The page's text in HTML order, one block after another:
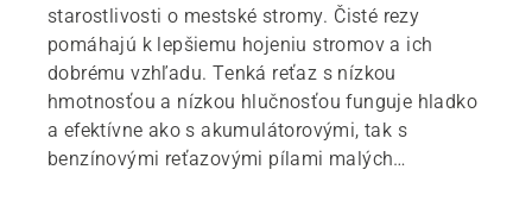
starostlivosti o mestské stromy. Čisté rezy
pomáhajú k lepšiemu hojeniu stromov a ich
dobrému vzhľadu. Tenká reťaz s nízkou
hmotnosťou a nízkou hlučnosťou funguje hladko
a efektívne ako s akumulátorovými, tak s
benzínovými reťazovými pílami malých